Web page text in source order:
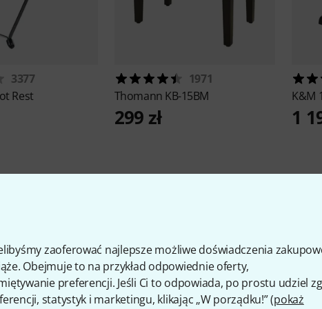
zaoferować najlepsze możliwe doświadczenia
Obejmuje to na przykład odpowiednie oferty,
preferencji. Jeśli Ci to odpowiada, po prostu udziel
statystyk i marketingu, klikając „W porządku!” (pokaż
3377
Rest
1971
Thomann KB-15BM
299 zł
K&M
1
klientów